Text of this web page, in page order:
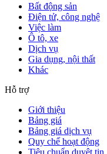
Bất động sản
Điện tử, công nghệ
Việc làm
Ô tô, xe
Dịch vụ
Gia dụng, nội thất
Khác
Hỗ trợ
Giới thiệu
Bảng giá
Bảng giá dịch vụ
Quy chế hoạt động
Tiêu chuẩn duyệt tin